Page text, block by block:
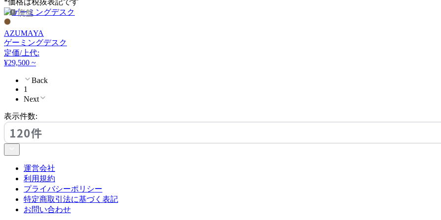
TOKIO
UCHIDA
ウチダ
Utility
ユーティリティ
VALVANNE
バルバーニ
*価格は税抜表記です
廃盤
AZUMAYA
ゲーミングデスク
定価/上代:
¥29,500 ~
Back
1
Next
表示件数:
120件
運営会社
利用規約
プライバシーポリシー
特定商取引法に基づく表記
お問い合わせ